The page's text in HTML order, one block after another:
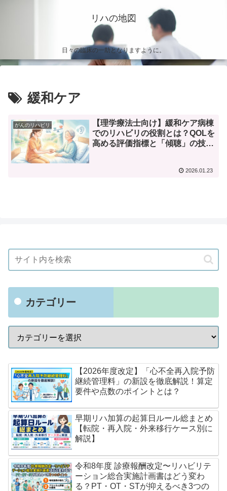
リハの地図
日々の臨床の一助となりますように。
緩和ケア
がんのリハビリ
【理学療法士向け】緩和ケア病棟
でのリハビリの役割とは？QOLを
高める評価指標と「傾聴」の技術
2026.01.23
カテゴリー
【2026年度改定】「心不全再入院予防
継続管理料」の新設を徹底解説！算定
要件や点数のポイントとは？
早期リハ加算の起算日ルール総まとめ
【転院・再入院・外来移行ケース別に
解説】
令和8年度 診療報酬改定〜リハビリテ
ーション総合実施計画書はどう変わ
る？PT・OT・STが抑えるべき3つの